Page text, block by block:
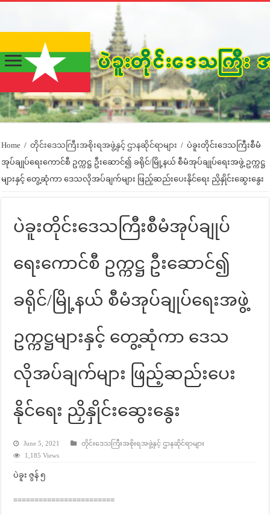
Home / တိုင်းဒေသကြီးအစိုးရအဖွဲ့နှင့် ဌာနဆိုင်ရာများ / ပဲခူးတိုင်းဒေသကြီးစီမံ
အုပ်ချုပ်ရေးကောင်စီ ဥက္ကဋ္ဌ ဦးဆောင်၍ ခရိုင်/မြို့နယ် စီမံအုပ်ချုပ်ရေးအဖွဲ့ ဥက္ကဋ္ဌ
များနှင့် တွေ့ဆုံကာ ဒေသလိုအပ်ချက်များ ဖြည့်ဆည်းပေးနိုင်ရေး ညှိနှိုင်းဆွေးနွေး
ပဲခူးတိုင်းဒေသကြီးစီမံအုပ်ချုပ်
ရေးကောင်စီ ဥက္ကဋ္ဌ ဦးဆောင်၍
ခရိုင်/မြို့နယ် စီမံအုပ်ချုပ်ရေးအဖွဲ့
ဥက္ကဋ္ဌများနှင့် တွေ့ဆုံကာ ဒေသ
လိုအပ်ချက်များ ဖြည့်ဆည်းပေး
နိုင်ရေး ညှိနှိုင်းဆွေးနွေး
June 5, 2021
တိုင်းဒေသကြီးအစိုးရအဖွဲ့နှင့် ဌာနဆိုင်ရာများ
1,185 Views
ပဲခူး ဇွန် ၅
========================